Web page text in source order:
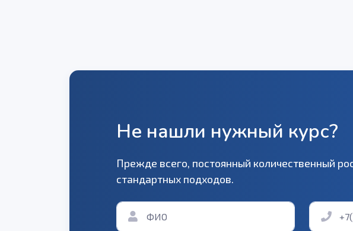
Не нашли нужный курс?
Прежде всего, постоянный количественный
стандартных подходов.